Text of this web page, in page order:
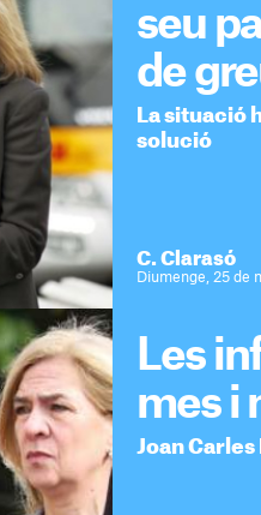
seu
de
La situació
solució
C. Clarasó
Diumenge, 25 de
Les
mes i
Joan